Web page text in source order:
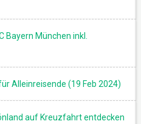
Bayern München inkl.
Alleinreisende (19 Feb 2024)
auf Kreuzfahrt entdecken